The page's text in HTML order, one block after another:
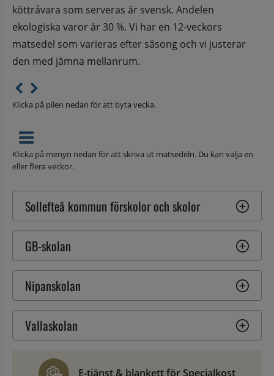
köttråvara som serveras är svensk. Andelen
ekologiska varor är 30 %. Vi har en 12-veckors
matsedel som varieras efter säsong och vi justerar
den med jämna mellanrum.
Klicka på pilen nedan för att byta vecka.
Klicka på menyn nedan för att skriva ut matsedeln. Du kan välja en
eller flera veckor.
Sollefteå kommun förskolor och skolor
GB-skolan
Nipanskolan
Vallaskolan
E-tjänst & blankett för Specialkost